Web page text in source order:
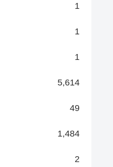
1
1
1
5,614
49
1,484
2